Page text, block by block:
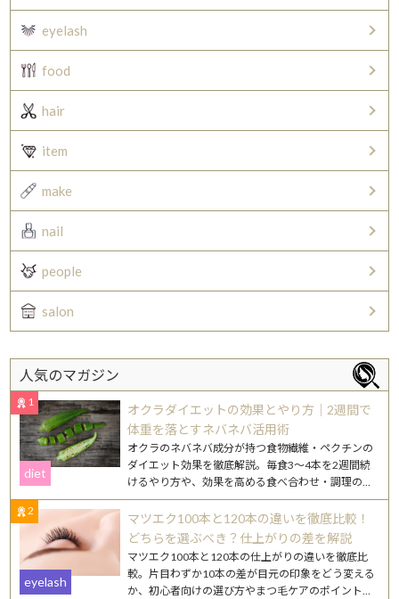
eyelash
food
hair
item
make
nail
people
salon
人気のマガジン
1
オクラダイエットの効果とやり方｜2週間で
体重を落とすネバネバ活用術
diet
オクラのネバネバ成分が持つ食物繊維・ペクチンの
ダイエット効果を徹底解説。毎食3〜4本を2週間続
けるやり方や、効果を高める食べ合わせ・調理のコ
ツを紹介します。
2
マツエク100本と120本の違いを徹底比較！
どちらを選ぶべき？仕上がりの差を解説
eyelash
マツエク100本と120本の仕上がりの違いを徹底比
較。片目わずか10本の差が目元の印象をどう変える
か、初心者向けの選び方やまつ毛ケアのポイントも